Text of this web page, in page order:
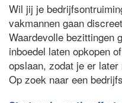
Wil jij je
vakmannen gaan
Waardevolle bezittingen
inboedel laten opkopen
opslaan, zodat je er
Op zoek naar een